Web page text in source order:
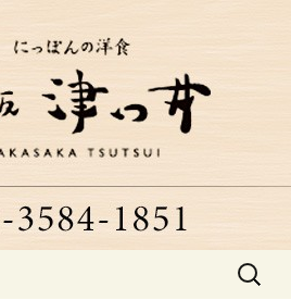
舗洋食店「津つ
知らせ
検